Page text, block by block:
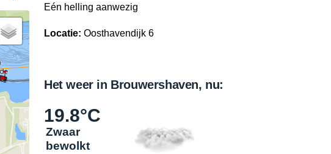
Eén helling aanwezig
Locatie: Oosthavendijk 6
Het weer in Brouwershaven, nu:
19.8°C
Zwaar
bewolkt